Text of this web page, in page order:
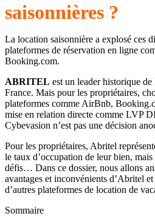
saisonnières ?
La location saisonnière a explosé ces
plateformes de réservation en ligne
Booking.com.
ABRITEL est un leader historique
France. Mais pour les propriétaires,
plateformes comme AirBnb,
mise en relation directe comme LVP
Cybevasion n’est pas une décision
Pour les propriétaires, Abritel
le taux d’occupation de leur bien,
défis… Dans ce dossier, nous allons
avantages et inconvénients d’Abritel
d’autres plateformes de location de
Sommaire